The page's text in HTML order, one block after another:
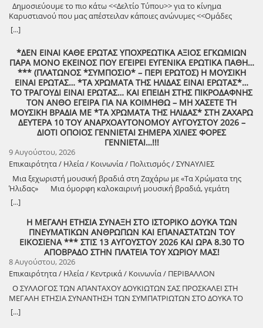
Δημοσιεύουμε το πιο κάτω <<Δελτίο Τύπου>> για το κίνημα
Καρυστιανού που μας απέστειλαν κάποιες ανώνυμες <<Ομάδες
Πολιτών>>!
[...]
*ΔΕΝ ΕΙΝΑΙ ΚΑΘΕ ΕΡΩΤΑΣ ΥΠΟΧΡΕΩΤΙΚΑ ΑΞΙΟΣ ΕΓΚΩΜΙΩΝ
ΠΑΡΑ ΜΟΝΟ ΕΚΕΙΝΟΣ ΠΟΥ ΕΓΕΙΡΕΙ ΕΥΓΕΝΙΚΑ ΕΡΩΤΙΚΑ ΠΑΘΗ…
*** (ΠΛΑΤΩΝΟΣ *ΣΥΜΠΟΣΙΟ* – ΠΕΡΙ ΕΡΩΤΟΣ) Η ΜΟΥΣΙΚΗ
ΕΙΝΑΙ ΕΡΩΤΑΣ… *ΤΑ ΧΡΩΜΑΤΑ ΤΗΣ ΗΛΙΔΑΣ ΕΙΝΑΙ ΕΡΩΤΑΣ*…
ΤΟ ΤΡΑΓΟΥΔΙ ΕΙΝΑΙ ΕΡΩΤΑΣ… ΚΑΙ ΕΠΕΙΔΗ ΣΤΗΣ ΠΙΚΡΟΔΑΦΝΗΣ
ΤΟΝ ΑΝΘΟ ΕΓΕΙΡΑ ΓΙΑ ΝΑ ΚΟΙΜΗΘΩ – ΜΗ ΧΑΣΕΤΕ ΤΗ
ΜΟΥΣΙΚΗ ΒΡΑΔΙΑ ΜΕ *ΤΑ ΧΡΩΜΑΤΑ ΤΗΣ ΗΛΙΔΑΣ* ΣΤΗ ΖΑΧΑΡΩ
ΔΕΥΤΕΡΑ 10 ΤΟΥ ΑΝΑΡΧΟΑΥΤΟΝΟΜΟΥ ΑΥΓΟΥΣΤΟΥ 2026 –
ΔΙΟΤΙ ΟΠΟΙΟΣ ΓΕΝΝΙΕΤΑΙ ΣΗΜΕΡΑ ΧΙΛΙΕΣ ΦΟΡΕΣ
ΓΕΝΝΙΕΤΑΙ…!!!
9 Αυγούστου, 2026
Επικαιρότητα / Ηλεία / Κοινωνία / Πολιτισμός / ΣΥΝΑΥΛΙΕΣ
Μια ξεχωριστή μουσική βραδιά στη Ζαχάρω με «Τα Χρώματα της
Ήλιδας» Μια όμορφη καλοκαιρινή μουσική βραδιά, γεμάτη
μελωδίες, πολιτισμό και καλή διάθεση, διοργανώνει ο Δήμος
Ζαχάρως, στο πλαίσιο του Καλοκαιρινού Πολιτιστικού
Προγράμματος. Τη Δευτέρα 10 Αυγούστου, στις 21:30, το προαύλιο
του Γυμνασίου Ζαχάρως θα γεμίσει μουσική, καθώς η Ορχήστρα «Τα
Χρώματα της Ήλιδας» θα παρουσιάσει ένα ξεχωριστό μουσικό
πρόγραμμα. Μια βραδιά που έρχεται να ενώσει ανθρώπους
διαφορετικών ηλικιών μέσα από τη δύναμη της μουσικής και να
προσφέρει σε κατοίκους και επισκέπτες μια όμορφη καλοκαιρινή
έξοδο. Ο Δήμος Ζαχάρως συνεχίζει να επενδύει στον πολιτισμό και να
δημιουργεί αφορμές για συνάντηση, ψυχαγωγία και συμμετοχή.
Δευτέρα 10 Αυγούστου | 21:30 Προαύλιο Γυμνασίου Ζαχάρως
[...]
Η ΜΕΓΑΛΗ ΕΤΗΣΙΑ ΣΥΝΑΞΗ ΣΤΟ ΙΣΤΟΡΙΚΟ ΔΟΥΚΑ ΤΩΝ
ΠΝΕΥΜΑΤΙΚΩΝ ΑΝΘΡΩΠΩΝ ΚΑΙ ΕΠΑΝΑΣΤΑΤΩΝ ΤΟΥ
ΕΙΚΟΣΙΕΝΑ *** ΣΤΙΣ 13 ΑΥΓΟΥΣΤΟΥ 2026 ΚΑΙ ΩΡΑ 8.30 ΤΟ
ΑΠΟΒΡΑΔΟ ΣΤΗΝ ΠΛΑΤΕΙΑ ΤΟΥ ΧΩΡΙΟΥ ΜΑΣ!
8 Αυγούστου, 2026
Επικαιρότητα / Ηλεία / Κεντρικά / Κοινωνία / ΠΕΡΙΒΑΛΛΟΝ
Ο ΣΥΛΛΟΓΟΣ ΤΩΝ ΑΠΑΝΤΑΧΟΥ ΔΟΥΚΙΩΤΩΝ ΣΑΣ ΠΡΟΣΚΑΛΕΙ ΣΤΗ
ΜΕΓΑΛΗ ΕΤΗΣΙΑ ΣΥΝΑΝΤΗΣΗ ΤΩΝ ΣΥΜΠΑΤΡΙΩΤΩΝ ΣΤΟ ΔΟΥΚΑ ΤΟ
ΑΘΑΝΑΤΟ! Μεγάλη η χαρά η δική μας για το ριζιμιό μας και για
τον επαναστάτη πρόγονό μας που πολέμησε με το σπαθί στο χέρι
[...]